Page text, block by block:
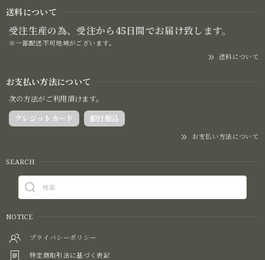
送料について
受注生産の為、受注から45日間でお届け致します。
※一部配送不可地域がございます。
送料について
お支払い方法について
次の方法がご利用頂けます。
クレジットカード
銀行振込
お支払い方法について
SEARCH
NOTICE
プライバシーポリシー
特定商取引法に基づく表記